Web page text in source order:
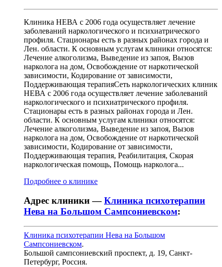
Клиника НЕВА с 2006 года осуществляет лечение
заболеваний наркологического и психиатрического
профиля. Стационары есть в разных районах города и
Лен. области. К основным услугам клиники относятся:
Лечение алкоголизма, Выведение из запоя, Вызов
нарколога на дом, Освобождение от наркотической
зависимости, Кодирование от зависимости,
Поддерживающая терапияСеть наркологических клиник
НЕВА с 2006 года осуществляет лечение заболеваний
наркологического и психиатрического профиля.
Стационары есть в разных районах города и Лен.
области. К основным услугам клиники относятся:
Лечение алкоголизма, Выведение из запоя, Вызов
нарколога на дом, Освобождение от наркотической
зависимости, Кодирование от зависимости,
Поддерживающая терапия, Реабилитация, Скорая
наркологическая помощь, Помощь нарколога...
Подробнее о клинике
Адрес клиники —Клиника психотерапии
Нева на Большом Сампсониевском:
Клиника психотерапии Нева на Большом
Сампсониевском.
Большой сампсониевский проспект, д. 19, Санкт-
Петербург, Россия.